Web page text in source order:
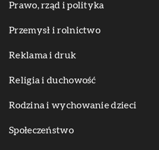
Prawo, rząd i polityka
Przemysł i rolnictwo
Reklama i druk
Religia i duchowość
Rodzina i wychowanie dzieci
Społeczeństwo